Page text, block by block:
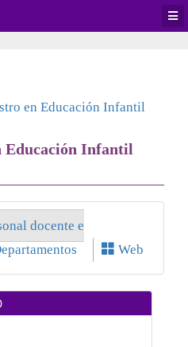
en Educación Infantil
Educación Infantil
docente e
Web